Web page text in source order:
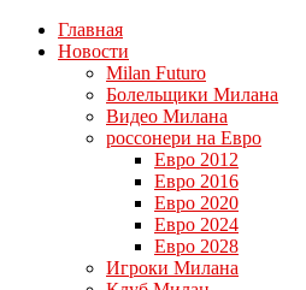
Главная
Новости
Milan Futuro
Болельщики Милана
Видео Милана
россонери на Евро
Евро 2012
Евро 2016
Евро 2020
Евро 2024
Евро 2028
Игроки Милана